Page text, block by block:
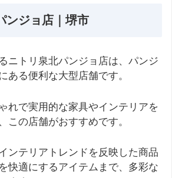
ンジョ店｜堺市
ニトリ泉北パンジョ店は、パンジ
ある便利な大型店舗です。
れで実用的な家具やインテリアを
この店舗がおすすめです。
ンテリアトレンドを反映した商品
快適にするアイテムまで、多彩な